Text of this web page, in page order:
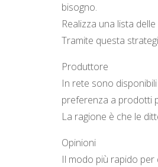
bisogno.
Realizza una lista
Tramite questa
Produttore
In rete sono
preferenza a prodotti
La ragione è che le
Opinioni
Il modo più rapido per